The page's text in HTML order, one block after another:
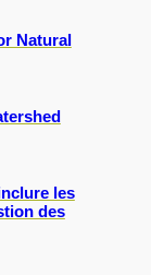
Natural
les
des